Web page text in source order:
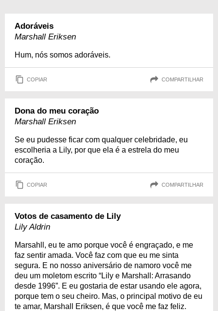
Adoráveis
Marshall Eriksen
Hum, nós somos adoráveis.
COPIAR COMPARTILHAR
Dona do meu coração
Marshall Eriksen
Se eu pudesse ficar com qualquer celebridade, eu
escolheria a Lily, por que ela é a estrela do meu
coração.
COPIAR COMPARTILHAR
Votos de casamento de Lily
Lily Aldrin
Marsahll, eu te amo porque você é engraçado, e me
faz sentir amada. Você faz com que eu me sinta
segura. E no nosso aniversário de namoro você me
deu um moletom escrito “Lily e Marshall: Arrasando
desde 1996”. E eu gostaria de estar usando ele agora,
porque tem o seu cheiro. Mas, o principal motivo de eu
te amar, Marshall Eriksen, é que você me faz feliz.